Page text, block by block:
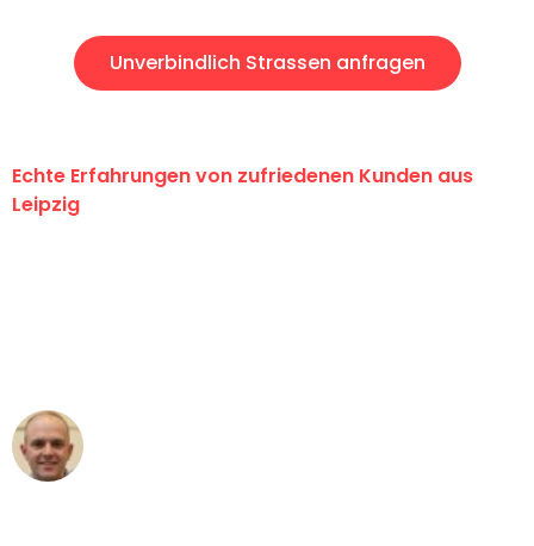
Unverbindlich Strassen anfragen
Echte Erfahrungen von zufriedenen Kunden aus
Leipzig